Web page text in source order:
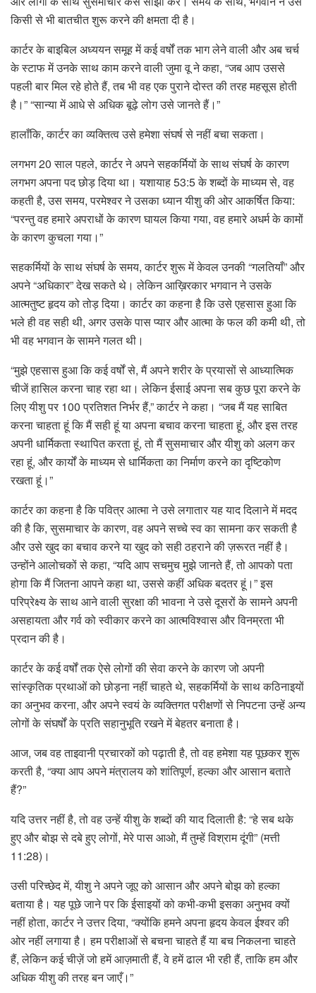
किसी से भी बातचीत शुरू करने की क्षमता दी है।
कार्टर के बाइबिल अध्ययन समूह में कई वर्षों तक भाग लेने वाली और अब चर्च
के स्टाफ में उनके साथ काम करने वाली जुमा वू ने कहा, “जब आप उससे
पहली बार मिल रहे होते हैं, तब भी वह एक पुराने दोस्त की तरह महसूस होती
है।” “सान्या में आधे से अधिक बूढ़े लोग उसे जानते हैं।”
हालाँकि, कार्टर का व्यक्तित्व उसे हमेशा संघर्ष से नहीं बचा सकता।
लगभग 20 साल पहले, कार्टर ने अपने सहकर्मियों के साथ संघर्ष के कारण
लगभग अपना पद छोड़ दिया था। यशायाह 53:5 के शब्दों के माध्यम से, वह
कहती है, उस समय, परमेश्वर ने उसका ध्यान यीशु की ओर आकर्षित किया:
“परन्तु वह हमारे अपराधों के कारण घायल किया गया, वह हमारे अधर्म के कामों
के कारण कुचला गया।”
सहकर्मियों के साथ संघर्ष के समय, कार्टर शुरू में केवल उनकी “गलतियाँ” और
अपने “अधिकार” देख सकते थे। लेकिन आख़िरकार भगवान ने उसके
आत्मतुष्ट हृदय को तोड़ दिया। कार्टर का कहना है कि उसे एहसास हुआ कि
भले ही वह सही थी, अगर उसके पास प्यार और आत्मा के फल की कमी थी, तो
भी वह भगवान के सामने गलत थी।
“मुझे एहसास हुआ कि कई वर्षों से, मैं अपने शरीर के प्रयासों से आध्यात्मिक
चीजें हासिल करना चाह रहा था। लेकिन ईसाई अपना सब कुछ पूरा करने के
लिए यीशु पर 100 प्रतिशत निर्भर हैं,” कार्टर ने कहा। “जब मैं यह साबित
करना चाहता हूं कि मैं सही हूं या अपना बचाव करना चाहता हूं, और इस तरह
अपनी धार्मिकता स्थापित करता हूं, तो मैं सुसमाचार और यीशु को अलग कर
रहा हूं, और कार्यों के माध्यम से धार्मिकता का निर्माण करने का दृष्टिकोण
रखता हूं।”
कार्टर का कहना है कि पवित्र आत्मा ने उसे लगातार यह याद दिलाने में मदद
की है कि, सुसमाचार के कारण, वह अपने सच्चे स्व का सामना कर सकती है
और उसे खुद का बचाव करने या खुद को सही ठहराने की ज़रूरत नहीं है।
उन्होंने आलोचकों से कहा, “यदि आप सचमुच मुझे जानते हैं, तो आपको पता
होगा कि मैं जितना आपने कहा था, उससे कहीं अधिक बदतर हूं।” इस
परिप्रेक्ष्य के साथ आने वाली सुरक्षा की भावना ने उसे दूसरों के सामने अपनी
असहायता और गर्व को स्वीकार करने का आत्मविश्वास और विनम्रता भी
प्रदान की है।
कार्टर के कई वर्षों तक ऐसे लोगों की सेवा करने के कारण जो अपनी
सांस्कृतिक प्रथाओं को छोड़ना नहीं चाहते थे, सहकर्मियों के साथ कठिनाइयों
का अनुभव करना, और अपने स्वयं के व्यक्तिगत परीक्षणों से निपटना उन्हें अन्य
लोगों के संघर्षों के प्रति सहानुभूति रखने में बेहतर बनाता है।
आज, जब वह ताइवानी प्रचारकों को पढ़ाती है, तो वह हमेशा यह पूछकर शुरू
करती है, “क्या आप अपने मंत्रालय को शांतिपूर्ण, हल्का और आसान बताते
हैं?”
यदि उत्तर नहीं है, तो वह उन्हें यीशु के शब्दों की याद दिलाती है: “हे सब थके
हुए और बोझ से दबे हुए लोगों, मेरे पास आओ, मैं तुम्हें विश्राम दूंगी” (मत्ती
11:28)।
उसी परिच्छेद में, यीशु ने अपने जूए को आसान और अपने बोझ को हल्का
बताया है। यह पूछे जाने पर कि ईसाइयों को कभी-कभी इसका अनुभव क्यों
नहीं होता, कार्टर ने उत्तर दिया, “क्योंकि हमने अपना हृदय केवल ईश्वर की
ओर नहीं लगाया है। हम परीक्षाओं से बचना चाहते हैं या बच निकलना चाहते
हैं, लेकिन कई चीज़ें जो हमें आज़माती हैं, वे हमें ढाल भी रही हैं, ताकि हम और
अधिक यीशु की तरह बन जाएँ।”